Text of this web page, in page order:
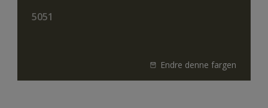
5051
Endre denne fargen